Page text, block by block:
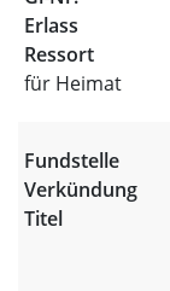
für Heimat